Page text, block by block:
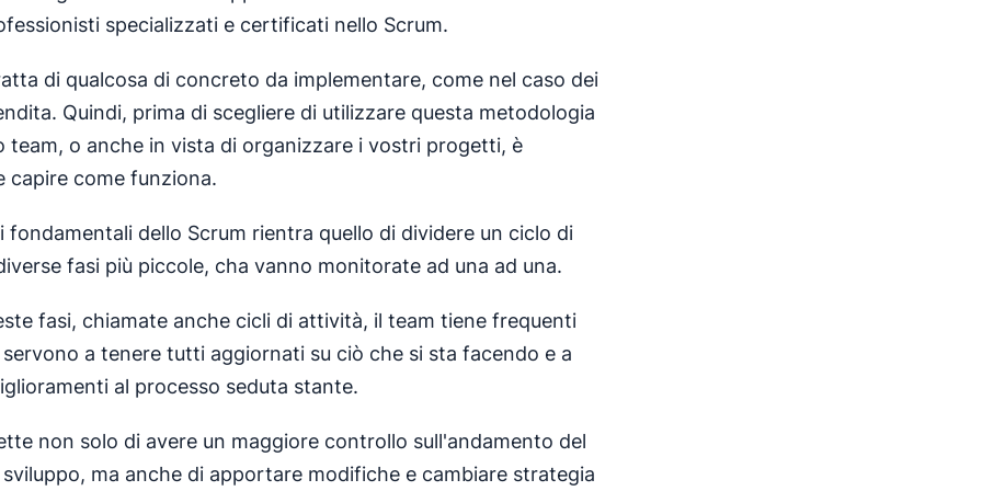
specializzati e certificati nello Scrum.
di qualcosa di concreto da implementare, come nel caso dei
Quindi, prima di scegliere di utilizzare questa metodologia
team, o anche in vista di organizzare i vostri progetti, è
capire come funziona.
fondamentali dello Scrum rientra quello di dividere un ciclo di
fasi più piccole, cha vanno monitorate ad una ad una.
fasi, chiamate anche cicli di attività, il team tiene frequenti
a tenere tutti aggiornati su ciò che si sta facendo e a
al processo seduta stante.
non solo di avere un maggiore controllo sull'andamento del
ma anche di apportare modifiche e cambiare strategia